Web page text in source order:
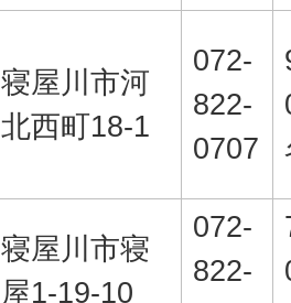
寝屋川市河
北西町18-1
072-
822-
0707
寝屋川市寝
屋1-19-10
072-
822-